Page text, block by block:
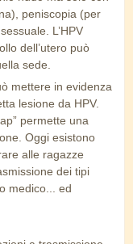
peniscopia (per
L’HPV
dell’utero può
sede.
mettere in evidenza
lesione da HPV.
permette una
Oggi esistono
alle ragazze
dei tipi
medico... ed